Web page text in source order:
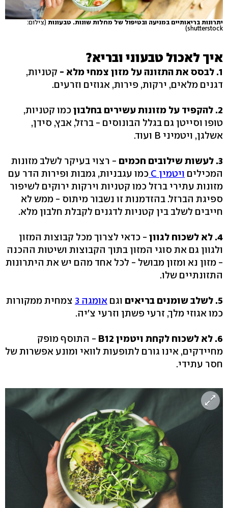
יתרונות בריאותיים במניעה ובטיפול של מחלות שונות. טבעונות (צילום:
shutterstock)
איך לאכול טבעוני ובריא?
1. לבסס את התזונה על מזון צמחי מלא -
קטניות,
דגנים מלאים, ירקות, פירות, אגוזים וזרעים.
2. להקפיד על מזונות עשירים בחלבון
כמו קטניות,
טופו וסייטן גם בגלל הבונוסים - ברזל, אבץ, סידן,
אשלגן, ויטמיני B ועוד.
3. לעשות שילובים חכמים
- רצוי בעיקר לשלב מזונות
המכילים ויטמין C
כמו עגבניות, גמבות ופירות הדר עם
מזונות עתירי ברזל כמו קטניות וירקות ירוקים לשיפור
ספיגת הברזל. בהזדמנות זו נשבור מיתוס - ממש לא
חייבים לשלב בין קטניות לדגנים לקבלת חלבון מלא.
4. לא לשכוח לגוון
- כדאי לצרוך מכל קבוצות המזון
ולגוון גם את סוגי המזון בתוך הקבוצות ושיטות ההכנה
- מזון נא ומזון מבושל - לכל אחד מהם יש את היתרונות
התזונתיים שלו.
5. לשלב שומנים בריאים וגם אומגה 3
צמחית ממקורות
כמו אגוזי מלך, זרעי פשתן וזרעי צ'יה.
6. לא לשכוח לקחת ויטמין B12
- התוסף מופק
מחיידקים, אינו גורם לתופעות לוואי ומונע אפשרות של
חסר עתידי.